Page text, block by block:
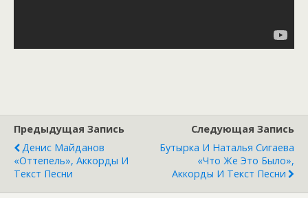
Предыдущая Запись
Денис Майданов
«Оттепель», Аккорды И
Текст Песни
Следующая Запись
Бутырка И Наталья Сигаева
«Что Же Это Было»,
Аккорды И Текст Песни